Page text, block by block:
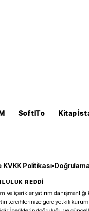
SoftITo Kitap
KVKK Politikası•
REDDİ
içerikler yatırım danışmanlığı
tercihlerinize göre yetkili